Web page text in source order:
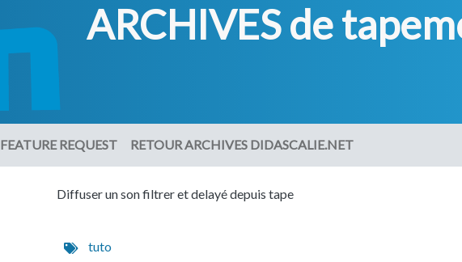
ARCHIVES de
FEATURE REQUEST RETOUR ARCHIVES DIDASCALIE.NET
Diffuser un son filtrer et delayé depuis tape
tuto